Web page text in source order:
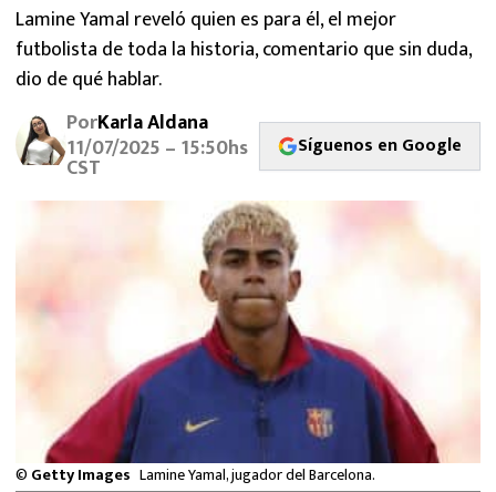
ATLANTE
SELECCIÓN MEXICANA
FUTBOL INTERNACIONAL
MEXICANOS EN EL EXTRANJERO
FÓRMULA 1
LIGA MX
NFL
Lamine Yamal reveló quien es para él, el mejor
futbolista de toda la historia, comentario que sin duda,
dio de qué hablar.
PorKarla Aldana
11/07/2025 – 15:50hs
CST
Síguenos en Google
© Getty Images Lamine Yamal, jugador del Barcelona.